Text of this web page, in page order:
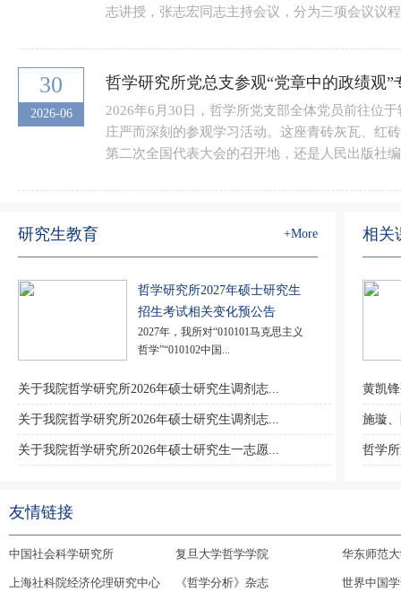
志讲授，张志宏同志主持会议，分为三项会议议
30
2026-06
哲学研究所党总支参观“党章中的政绩观”
2026年6月30日，哲学所党支部全体党员前往位
庄严而深刻的参观学习活动。这座青砖灰瓦、红
第二次全国代表大会的召开地，还是人民出版社
研究生教育 +More
哲学研究所2027年硕士研究生
招生考试相关变化预公告
2027年，我所对“010101马克思主义
哲学”“010102中国...
关于我院哲学研究所2026年硕士研究生调剂志...
关于我院哲学研究所2026年硕士研究生调剂志...
关于我院哲学研究所2026年硕士研究生一志愿...
相关
黄凯
施璇
哲学
友情链接
中国社会科学研究所 复旦大学哲学学院 华东师范
上海社科院经济伦理研究中心 《哲学分析》杂志 世界中国